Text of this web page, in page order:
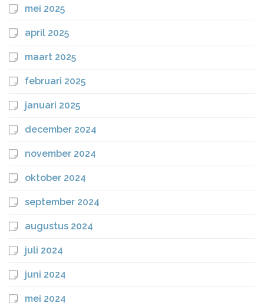
mei 2025
april 2025
maart 2025
februari 2025
januari 2025
december 2024
november 2024
oktober 2024
september 2024
augustus 2024
juli 2024
juni 2024
mei 2024